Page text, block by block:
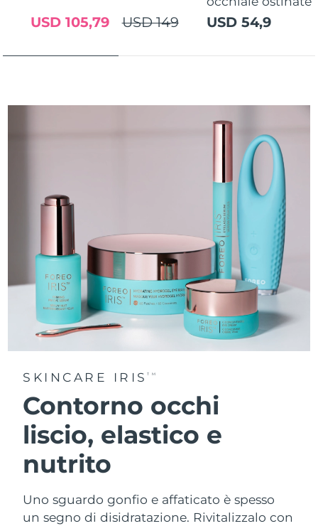
USD 149
USD 105,79 USD 54,9
SKINCARE IRISTM
Contorno occhi
liscio, elastico e
nutrito
Uno sguardo gonfio e affaticato è spesso
un segno di disidratazione. Rivitalizzalo con